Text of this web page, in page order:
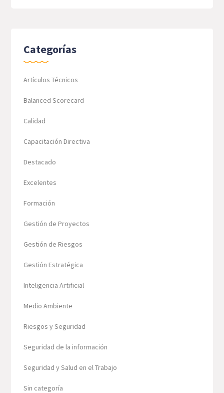
Categorías
Artículos Técnicos
Balanced Scorecard
Calidad
Capacitación Directiva
Destacado
Excelentes
Formación
Gestión de Proyectos
Gestión de Riesgos
Gestión Estratégica
Inteligencia Artificial
Medio Ambiente
Riesgos y Seguridad
Seguridad de la información
Seguridad y Salud en el Trabajo
Sin categoría